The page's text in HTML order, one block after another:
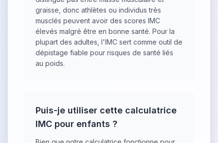
graisse, donc athlètes ou individus très
musclés peuvent avoir des scores IMC
élevés malgré être en bonne santé. Pour la
plupart des adultes, l'IMC sert comme outil de
dépistage fiable pour risques de santé liés
au poids.
Puis-je utiliser cette calculatrice
IMC pour enfants ?